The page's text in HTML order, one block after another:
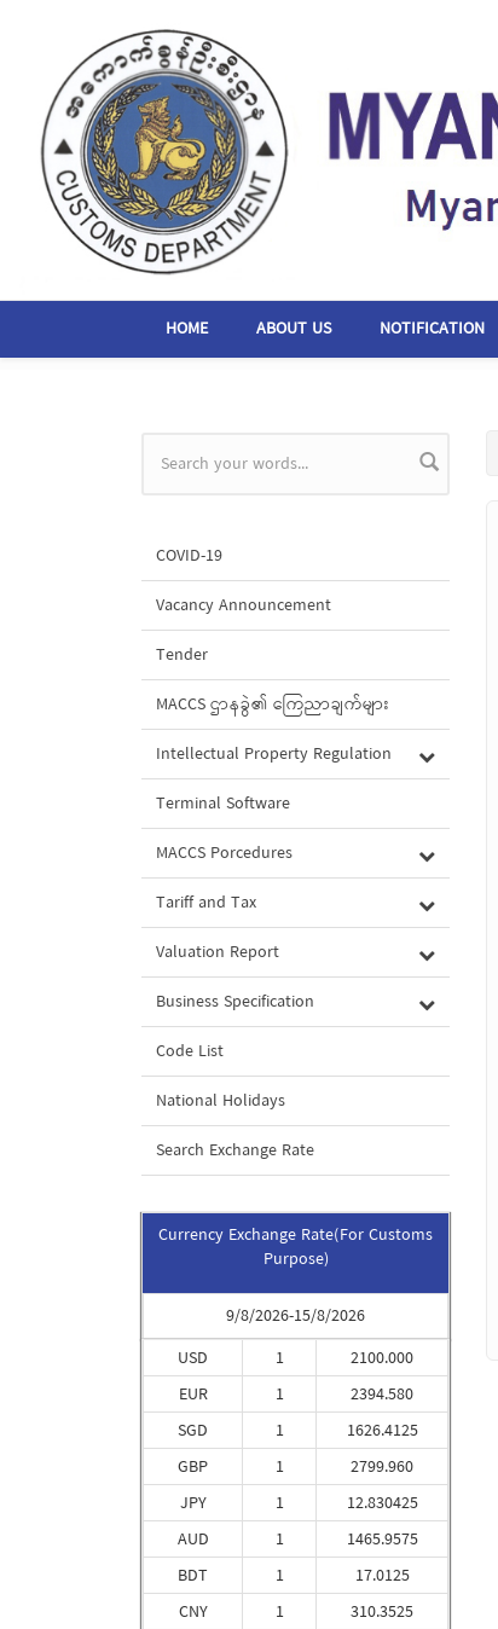
HOME ABOUT US NOTIFICATION
Search form
COVID-19
Vacancy Announcement
Tender
MACCS ဌာနခွဲ၏ ကြေညာချက်များ
Intellectual Property Regulation
Terminal Software
MACCS Porcedures
Tariff and Tax
Valuation Report
Business Specification
Code List
National Holidays
Search Exchange Rate
Currency Exchange Rate(For Customs
Purpose)
9/8/2026-15/8/2026
USD
EUR
SGD
GBP
JPY
AUD
BDT
CNY
1
1
1
1
1
1
1
1
2100.000
2394.580
1626.4125
2799.960
12.830425
1465.9575
17.0125
310.3525